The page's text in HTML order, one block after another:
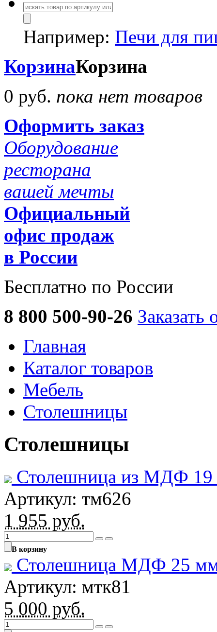
Например: Печи для
КорзинаКорзина
0 руб. пока нет товаров
Оформить заказ
Оборудование
ресторана
вашей мечты
Официальный
офис продаж
в России
Бесплатно по России
8 800 500-90-26 Заказать
Главная
Каталог товаров
Мебель
Столешницы
Столешницы
Столешница из МДФ 19
Артикул: тм626
1 955 руб.
В корзину
Столешница МДФ 25 мм
Артикул: мтк81
5 000 руб.